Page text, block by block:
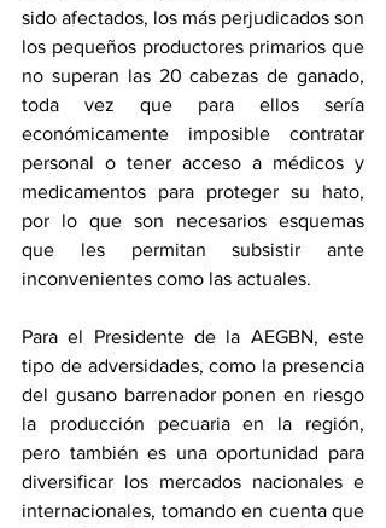
sido afectados, los más perjudicados son
los pequeños productores primarios que
no superan las 20 cabezas de ganado,
toda vez que para ellos sería
económicamente imposible contratar
personal o tener acceso a médicos y
medicamentos para proteger su hato,
por lo que son necesarios esquemas
que les permitan subsistir ante
inconvenientes como las actuales.
Para el Presidente de la AEGBN, este
tipo de adversidades, como la presencia
del gusano barrenador ponen en riesgo
la producción pecuaria en la región,
pero también es una oportunidad para
diversificar los mercados nacionales e
internacionales, tomando en cuenta que